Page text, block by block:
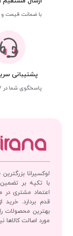
با ضمانت قیمت و
پشتیبانی سریع
پاسخگوی شما در 7 روز هفته
لوکسیرانا
با تکیه بر
اعتماد مشتری در
قدم بردارد. خرید
بهترین محصولات را
مورد اصالت کالاها